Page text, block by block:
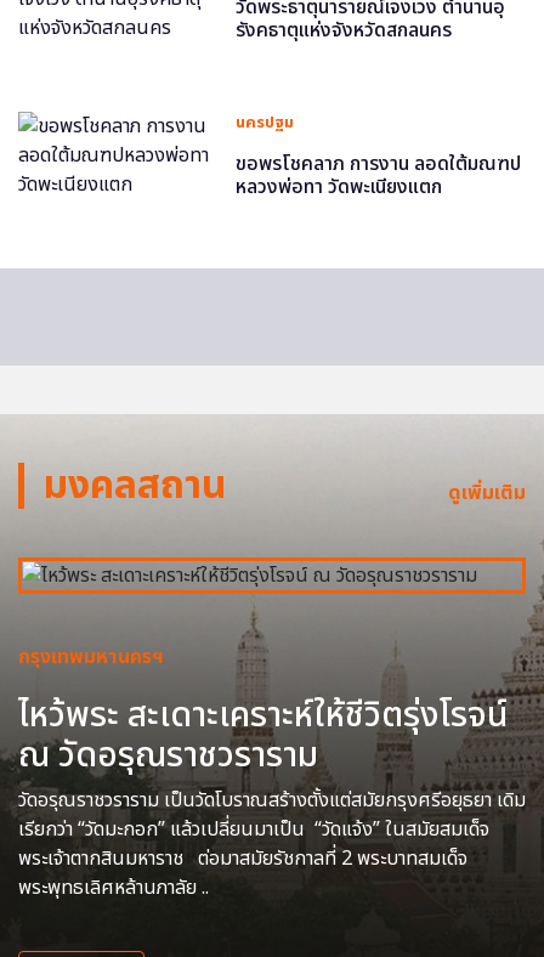
วัดพระธาตุนารายณ์เจงเวง ตำนานอุ
รังคธาตุแห่งจังหวัดสกลนคร
นครปฐม
ขอพรโชคลาภ การงาน ลอดใต้มณฑป
หลวงพ่อทา วัดพะเนียงแตก
มงคลสถาน ดูเพิ่มเติม
กรุงเทพมหานครฯ
ไหว้พระ สะเดาะเคราะห์ให้ชีวิตรุ่งโรจน์
ณ วัดอรุณราชวราราม
วัดอรุณราชวราราม เป็นวัดโบราณสร้างตั้งแต่สมัยกรุงศรีอยุธยา เดิม
เรียกว่า “วัดมะกอก” แล้วเปลี่ยนมาเป็น “วัดแจ้ง” ในสมัยสมเด็จ
พระเจ้าตากสินมหาราช ต่อมาสมัยรัชกาลที่ 2 พระบาทสมเด็จ
พระพุทธเลิศหล้านภาลัย ..